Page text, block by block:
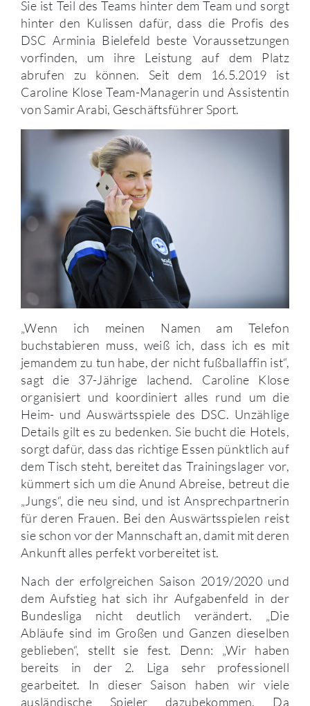
Sie ist Teil des Teams hinter dem Team und sorgt
hinter den Kulissen dafür, dass die Profis des
DSC Arminia Bielefeld beste Voraussetzungen
vorfinden, um ihre Leistung auf dem Platz
abrufen zu können. Seit dem 16.5.2019 ist
Caroline Klose Team-Managerin und Assistentin
von Samir Arabi, Geschäftsführer Sport.
„Wenn ich meinen Namen am Telefon
buchstabieren muss, weiß ich, dass ich es mit
jemandem zu tun habe, der nicht fußballaffin ist“,
sagt die 37-Jährige lachend. Caroline Klose
organisiert und koordiniert alles rund um die
Heim- und Auswärtsspiele des DSC. Unzählige
Details gilt es zu bedenken. Sie bucht die Hotels,
sorgt dafür, dass das richtige Essen pünktlich auf
dem Tisch steht, bereitet das Trainingslager vor,
kümmert sich um die Anund Abreise, betreut die
„Jungs“, die neu sind, und ist Ansprechpartnerin
für deren Frauen. Bei den Auswärtsspielen reist
sie schon vor der Mannschaft an, damit mit deren
Ankunft alles perfekt vorbereitet ist.
Nach der erfolgreichen Saison 2019/2020 und
dem Aufstieg hat sich ihr Aufgabenfeld in der
Bundesliga nicht deutlich verändert. „Die
Abläufe sind im Großen und Ganzen dieselben
geblieben“, stellt sie fest. Denn: „Wir haben
bereits in der 2. Liga sehr professionell
gearbeitet. In dieser Saison haben wir viele
ausländische Spieler dazubekommen. Da